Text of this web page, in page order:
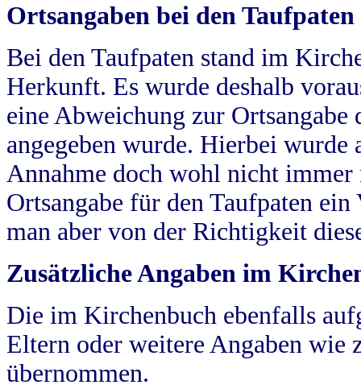
Ortsangaben bei den Taufpaten
Bei den Taufpaten stand im
Herkunft. Es wurde deshalb
eine Abweichung zur
angegeben wurde. Hierbei wurde
Annahme doch wohl nicht
Ortsangabe für den Taufpaten
man aber von der Richtigkeit
Zusätzliche Angaben im
Die im Kirchenbuch ebenfalls
Eltern oder weitere Angaben wie
übernommen.